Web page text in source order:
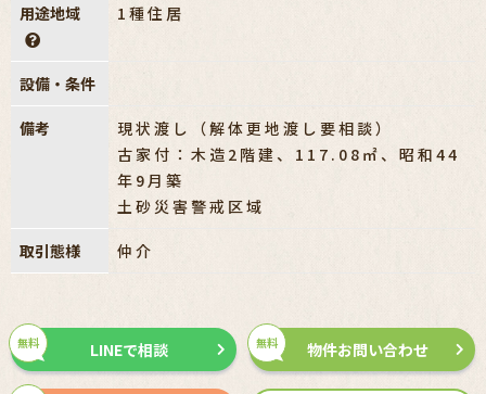
用途地域 1種住居
設備・条件
備考
現状渡し（解体更地渡し要相談）
古家付：木造2階建、117.08㎡、昭和44
年9月築
土砂災害警戒区域
取引態様 仲介
無料 物件お問い合わせ
無料 LINEで相談